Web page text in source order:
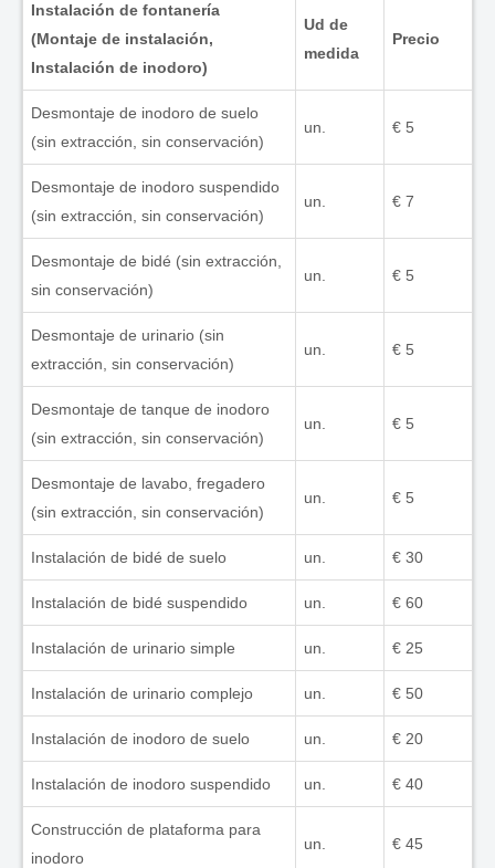
Instalación de fontanería
(Montaje de instalación,
Instalación de inodoro)
Ud de
medida
Precio
Desmontaje de inodoro de suelo
(sin extracción, sin conservación)
un. € 5
Desmontaje de inodoro suspendido
(sin extracción, sin conservación)
un. € 7
Desmontaje de bidé (sin extracción,
sin conservación)
un. € 5
Desmontaje de urinario (sin
extracción, sin conservación)
un. € 5
Desmontaje de tanque de inodoro
(sin extracción, sin conservación)
un. € 5
Desmontaje de lavabo, fregadero
(sin extracción, sin conservación)
un. € 5
Instalación de bidé de suelo un. € 30
Instalación de bidé suspendido un. € 60
Instalación de urinario simple un. € 25
Instalación de urinario complejo un. € 50
Instalación de inodoro de suelo un. € 20
Instalación de inodoro suspendido un. € 40
Construcción de plataforma para
inodoro
un. € 45